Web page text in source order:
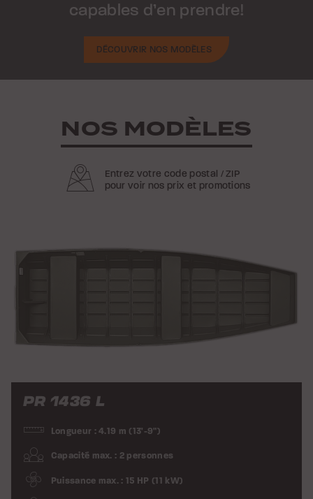
capables d’en prendre!
DÉCOUVRIR NOS MODÈLES
NOS MODÈLES
Entrez votre code postal / ZIP
pour voir nos prix et promotions
PR 1436 L
Longueur : 4.19 m (13'-9")
Capacité max. : 2 personnes
Puissance max. : 15 HP (11 kW)